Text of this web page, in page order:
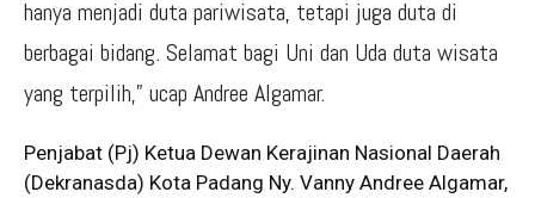
hanya menjadi duta pariwisata, tetapi juga duta di
berbagai bidang. Selamat bagi Uni dan Uda duta wisata
yang terpilih,” ucap Andree Algamar.
Penjabat (Pj) Ketua Dewan Kerajinan Nasional Daerah
(Dekranasda) Kota Padang Ny. Vanny Andree Algamar,